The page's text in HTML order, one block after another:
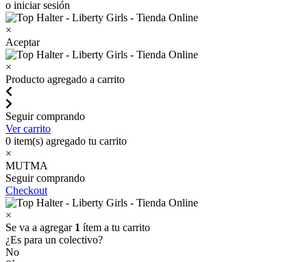
o iniciar sesión
×
Aceptar
×
Producto agregado a carrito
Seguir comprando
Ver carrito
0 item(s) agregado tu carrito
×
MUTMA
Seguir comprando
Checkout
×
Se va a agregar 1 ítem a tu carrito
¿Es para un colectivo?
No